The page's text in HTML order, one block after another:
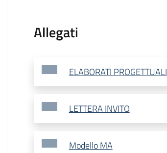
Allegati
ELABORATI PROGETTUALI
LETTERA INVITO
Modello MA